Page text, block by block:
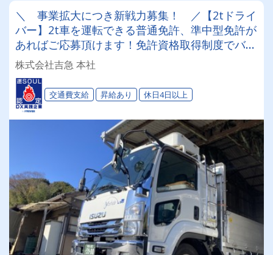
＼ 事業拡大につき新戦力募集！ ／【2tドライ
バー】2t車を運転できる普通免許、準中型免許が
あればご応募頂けます！免許資格取得制度でバッ
クアップ！働きやすい環境を心掛けてます！
株式会社吉急 本社
交通費支給 昇給あり 休日4日以上